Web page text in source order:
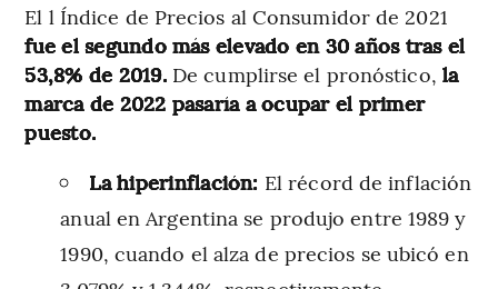
El l Índice de Precios al Consumidor de 2021
fue el segundo más elevado en 30 años tras el
53,8% de 2019. De cumplirse el pronóstico, la
marca de 2022 pasaría a ocupar el primer
puesto.
La hiperinflación: El récord de inflación
anual en Argentina se produjo entre 1989 y
1990, cuando el alza de precios se ubicó en